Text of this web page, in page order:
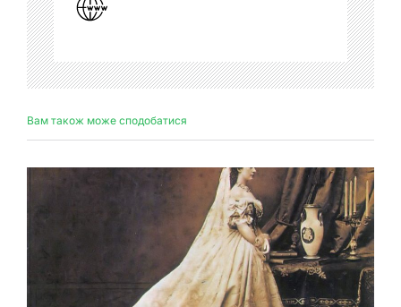
Вам також може сподобатися